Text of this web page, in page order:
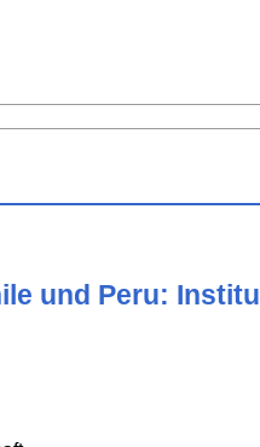
und Peru: